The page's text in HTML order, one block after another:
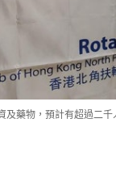
及藥物，預計有超過二